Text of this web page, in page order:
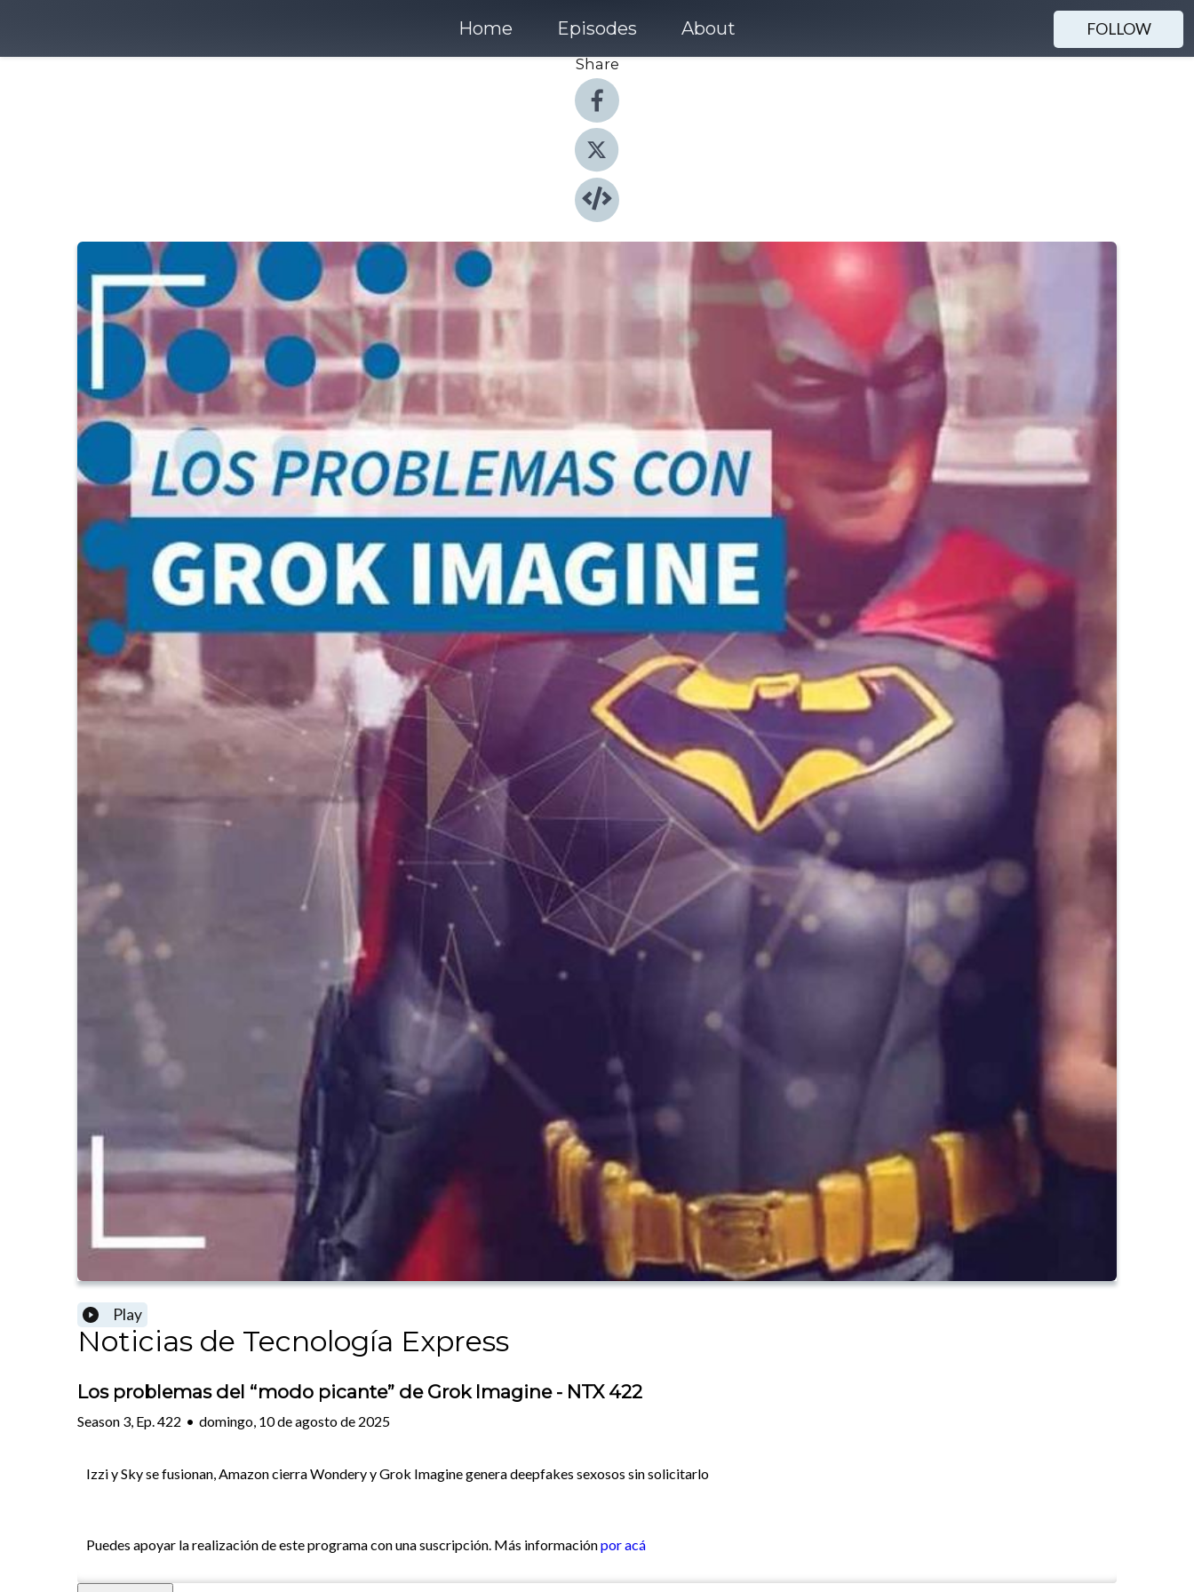
Home Episodes About FOLLOW
Share
Play
Noticias de Tecnología Express
Los problemas del “modo picante” de Grok Imagine - NTX 422
Season 3 Ep. 422 • domingo, 10 de agosto de 2025
Izzi y Sky se fusionan, Amazon cierra Wondery y Grok Imagine genera deepfakes sexosos sin solicitarlo
Puedes apoyar la realización de este programa con una suscripción. Más informaciónpor acá